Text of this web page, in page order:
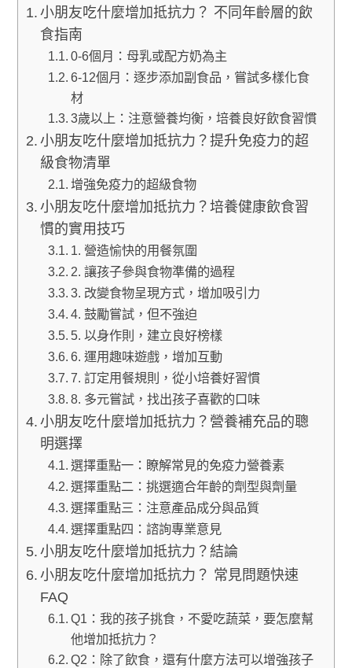
小朋友吃什麼增加抵抗力？ 不同年齡層的飲
食指南
0-6個月：母乳或配方奶為主
6-12個月：逐步添加副食品，嘗試多樣化食
材
3歲以上：注意營養均衡，培養良好飲食習慣
小朋友吃什麼增加抵抗力？提升免疫力的超
級食物清單
增強免疫力的超級食物
小朋友吃什麼增加抵抗力？培養健康飲食習
慣的實用技巧
1. 營造愉快的用餐氛圍
2. 讓孩子參與食物準備的過程
3. 改變食物呈現方式，增加吸引力
4. 鼓勵嘗試，但不強迫
5. 以身作則，建立良好榜樣
6. 運用趣味遊戲，增加互動
7. 訂定用餐規則，從小培養好習慣
8. 多元嘗試，找出孩子喜歡的口味
小朋友吃什麼增加抵抗力？營養補充品的聰
明選擇
選擇重點一：瞭解常見的免疫力營養素
選擇重點二：挑選適合年齡的劑型與劑量
選擇重點三：注意產品成分與品質
選擇重點四：諮詢專業意見
小朋友吃什麼增加抵抗力？結論
小朋友吃什麼增加抵抗力？ 常見問題快速
FAQ
Q1：我的孩子挑食，不愛吃蔬菜，要怎麼幫
他增加抵抗力？
Q2：除了飲食，還有什麼方法可以增強孩子